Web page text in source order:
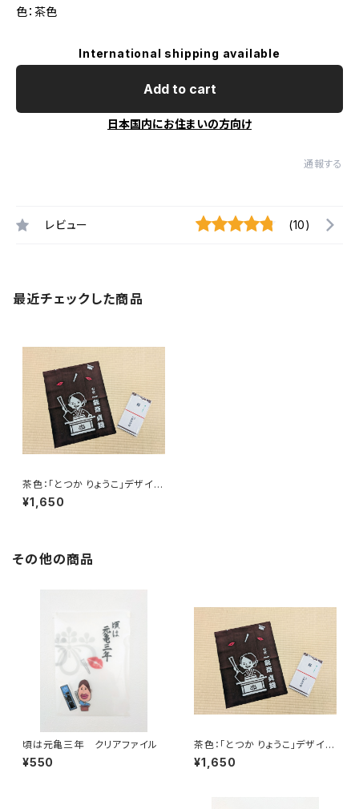
色：茶色
International shipping available
Add to cart
日本国内にお住まいの方向け
通報する
レビュー (10)
最近チェックした商品
茶色：「とつか りょうこ」デザイ
ン 手拭い（赤穂浪士の討ち入
り・キスマーク）
¥1,650
その他の商品
頃は元亀三年 クリアファイル
¥550
茶色：「とつか りょうこ」デザイ
ン 手拭い（赤穂浪士の討ち入
り・キスマーク）
¥1,650